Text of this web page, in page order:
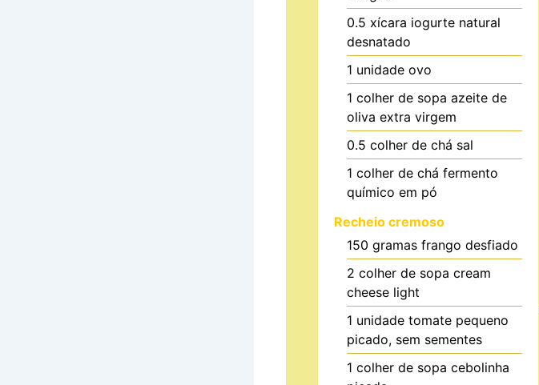
0.5 xícara iogurte natural
desnatado
1 unidade ovo
1 colher de sopa azeite de
oliva extra virgem
0.5 colher de chá sal
1 colher de chá fermento
químico em pó
Recheio cremoso
150 gramas frango desfiado
2 colher de sopa cream
cheese light
1 unidade tomate pequeno
picado, sem sementes
1 colher de sopa cebolinha